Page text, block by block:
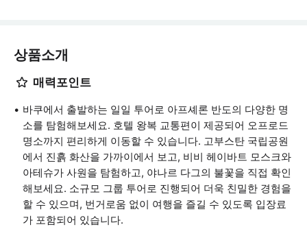
상품소개
매력포인트
바쿠에서 출발하는 일일 투어로 아프셰론 반도의 다양한 명
소를 탐험해보세요. 호텔 왕복 교통편이 제공되어 오프로드
명소까지 편리하게 이동할 수 있습니다. 고부스탄 국립공원
에서 진흙 화산을 가까이에서 보고, 비비 헤이바트 모스크와
아테슈가 사원을 탐험하고, 야나르 다그의 불꽃을 직접 확인
해보세요. 소규모 그룹 투어로 진행되어 더욱 친밀한 경험을
할 수 있으며, 번거로움 없이 여행을 즐길 수 있도록 입장료
가 포함되어 있습니다.